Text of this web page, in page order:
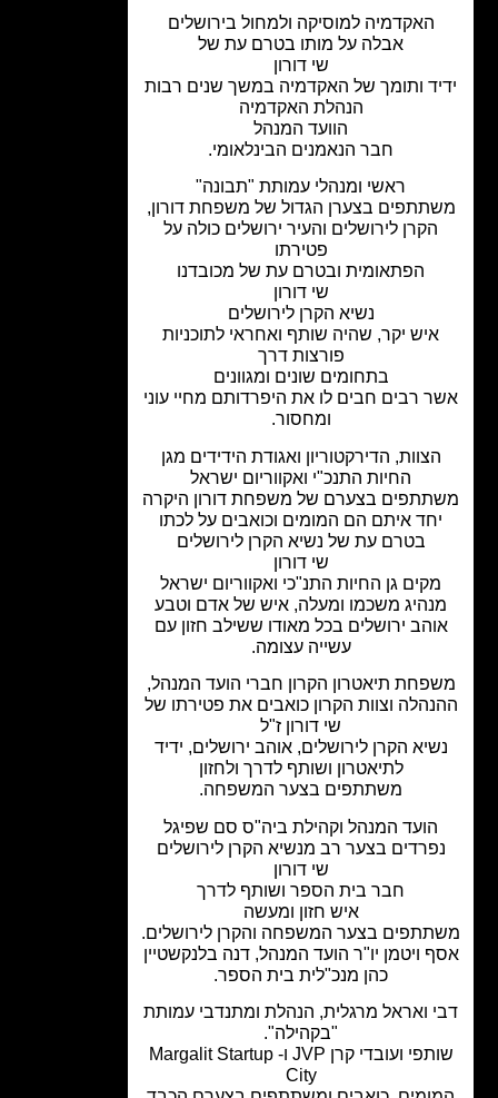
האקדמיה למוסיקה ולמחול בירושלים
אבלה על מותו בטרם עת של
ותומך של האקדמיה במשך שנים רבות
הנהלת האקדמיה
הוועד המנהל
חבר הנאמנים הבינלאומי.
ראשי ומנהלי עמותת "תבונה"
בצערן הגדול של משפחת דורון,
הקרן לירושלים והעיר ירושלים כולה על
הפתאומית ובטרם עת של מכובדנו
נשיא הקרן לירושלים
איש יקר, שהיה שותף ואחראי לתוכניות
פורצות דרך
בתחומים שונים ומגוונים
רבים חבים לו את היפרדותם מחיי עוני
ומחסור.
הצוות, הדירקטוריון ואגודת הידידים מגן
החיות התנכ"י ואקווריום ישראל
בצערם של משפחת דורון היקרה
איתם הם המומים וכואבים על לכתו
בטרם עת של נשיא הקרן לירושלים
גן החיות התנ"כי ואקווריום ישראל
משכמו ומעלה, איש של אדם וטבע
ירושלים בכל מאודו ששילב חזון עם
עשייה עצומה.
תיאטרון הקרון חברי הועד המנהל,
וצוות הקרון כואבים את פטירתו של
שי דורון ז"ל
הקרן לירושלים, אוהב ירושלים, ידיד
לתיאטרון ושותף לדרך ולחזון
משתתפים בצער המשפחה.
הועד המנהל וקהילת ביה"ס סם שפיגל
בצער רב מנשיא הקרן לירושלים
חבר בית הספר ושותף לדרך
איש חזון ומעשה
בצער המשפחה והקרן לירושלים.
ויטמן יו"ר הועד המנהל, דנה בלנקשטיין
כהן מנכ"לית בית הספר.
ואראל מרגלית, הנהלת ומתנדבי עמותת
"בקהילה".
שותפי ועובדי קרן JVP ו- Margalit Startup